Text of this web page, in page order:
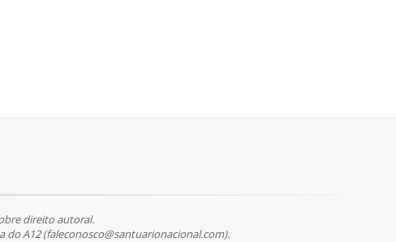
direito autoral.
A12 (faleconosco@santuarionacional.com).